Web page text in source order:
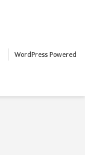
WordPress Powered